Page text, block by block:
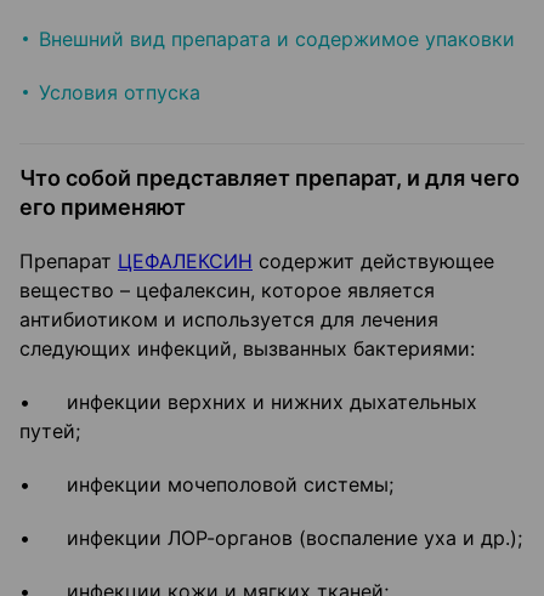
Внешний вид препарата и содержимое упаковки
Условия отпуска
Что собой представляет препарат, и для чего
его применяют
Препарат ЦЕФАЛЕКСИН содержит действующее
вещество – цефалексин, которое является
антибиотиком и используется для лечения
следующих инфекций, вызванных бактериями:
• инфекции верхних и нижних дыхательных
путей;
• инфекции мочеполовой системы;
• инфекции ЛОР-органов (воспаление уха и др.);